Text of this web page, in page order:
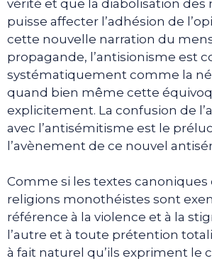
vérité et que la diabolisation des
puisse affecter l’adhésion de
cette nouvelle narration du
propagande, l’antisionisme est
systématiquement comme la
quand bien même cette
explicitement. La confusion de
avec l’antisémitisme est le
l’avènement de ce nouvel
Comme si les textes canoniques
religions monothéistes sont
référence à la violence et à la
l’autre et à toute prétention
à fait naturel qu’ils expriment le